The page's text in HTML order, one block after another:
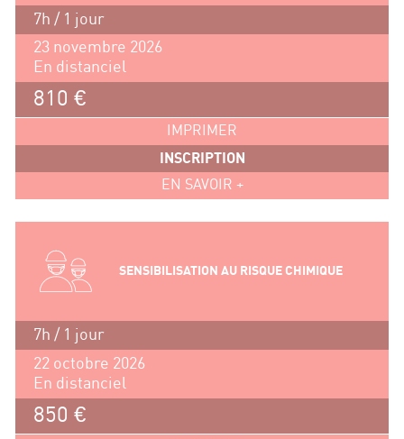
7h / 1 jour
23 novembre 2026
En distanciel
810 €
IMPRIMER
INSCRIPTION
EN SAVOIR +
SENSIBILISATION AU RISQUE CHIMIQUE
7h / 1 jour
22 octobre 2026
En distanciel
850 €